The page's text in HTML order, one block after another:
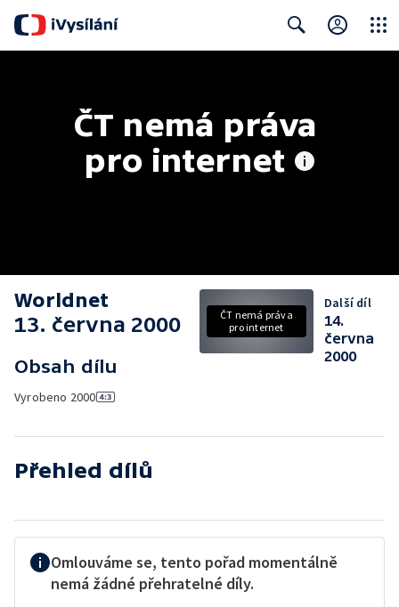
ČT nemá práva
pro internet
Worldnet
13. června 2000
Obsah dílu
Vyrobeno 2000
ČT nemá práva
pro internet
Další díl
14.
června
2000
Přehled dílů
Omlouváme se, tento pořad momentálně
nemá žádné přehratelné díly.